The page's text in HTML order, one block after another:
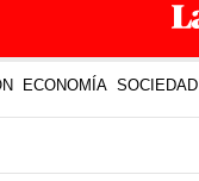
ECONOMÍA SOCIEDAD